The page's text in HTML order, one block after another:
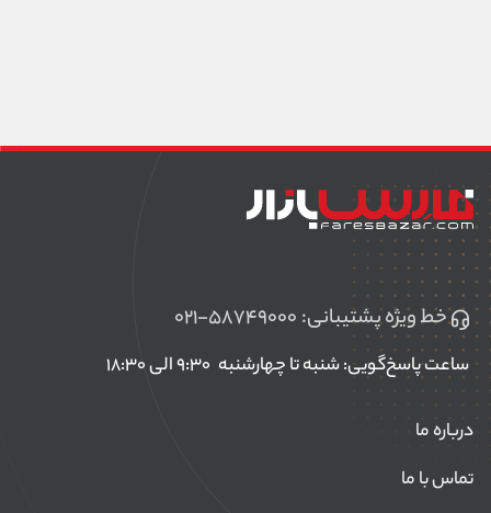
خط ویژه پشتیبانی: ۰۲۱-۵۸۷۴۹۰۰۰
ساعت پاسخ‌گویی: شنبه تا چهارشنبه
درباره ما
تماس با ما